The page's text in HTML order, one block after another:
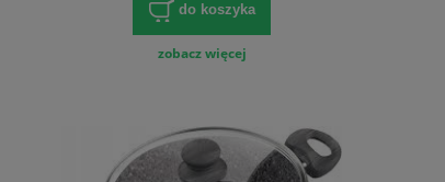
do koszyka
zobacz więcej